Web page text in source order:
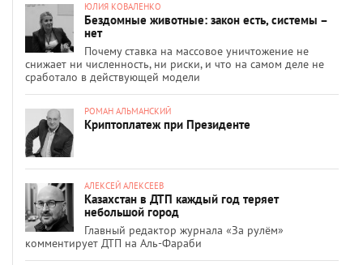
ЮЛИЯ КОВАЛЕНКО
Бездомные животные: закон есть, системы –
нет
Почему ставка на массовое уничтожение не
снижает ни численность, ни риски, и что на самом деле не
сработало в действующей модели
РОМАН АЛЬМАНСКИЙ
Криптоплатеж при Президенте
АЛЕКСЕЙ АЛЕКСЕЕВ
Казахстан в ДТП каждый год теряет
небольшой город
Главный редактор журнала «За рулём»
комментирует ДТП на Аль-Фараби